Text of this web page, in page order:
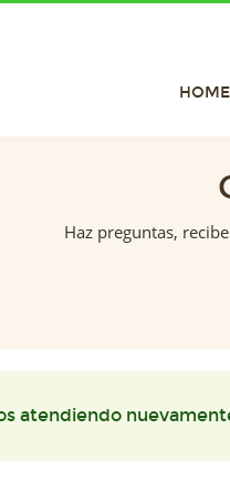
HOME
Haz preguntas,
atendiendo